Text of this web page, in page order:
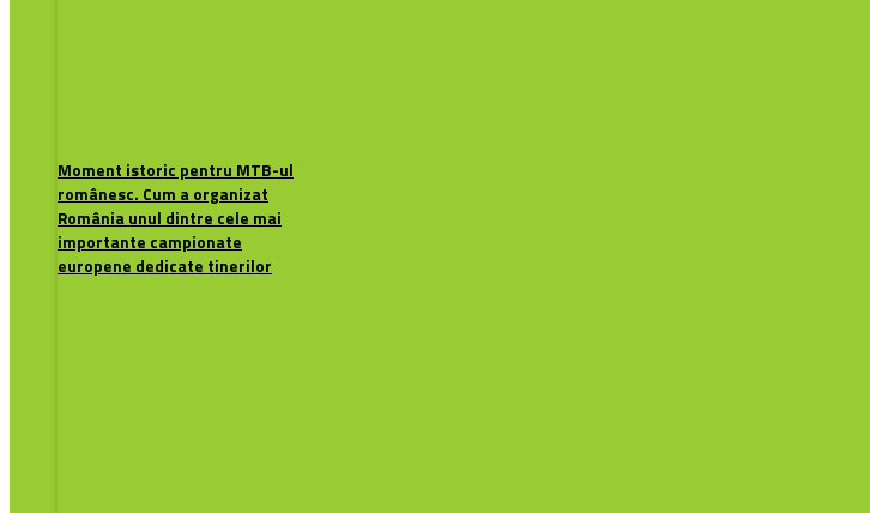
Moment istoric pentru MTB-ul
românesc. Cum a organizat
România unul dintre cele mai
importante campionate
europene dedicate tinerilor